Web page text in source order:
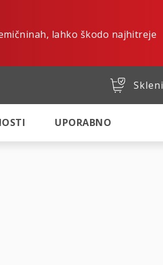
lahko škodo najhitreje
Skleni
UPORABNO